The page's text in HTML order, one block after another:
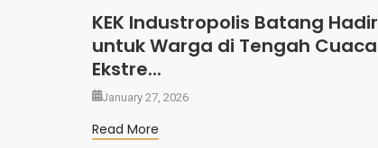
KEK Industropolis Batang Hadir
untuk Warga di Tengah Cuaca
Ekstre...
January 27, 2026
Read More